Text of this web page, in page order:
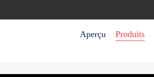
Aperçu Produits